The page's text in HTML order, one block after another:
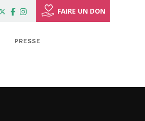
FAIRE UN DON
PRESSE